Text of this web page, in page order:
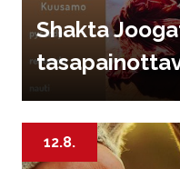
Shakta
12.8.